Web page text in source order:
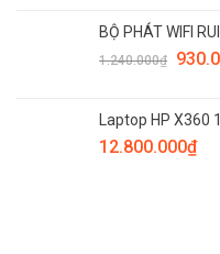
BỘ PHÁT WIFI
1.240.000₫
Laptop HP X360
12.800.000₫